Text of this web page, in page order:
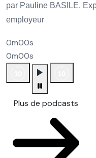
par Pauline BASILE,
employeur
0m00s
0m00s
Plus de podcasts